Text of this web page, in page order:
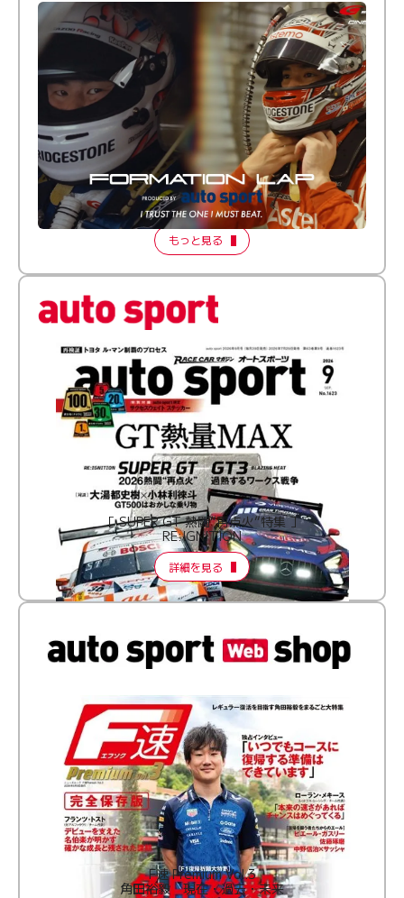
倒す相手を、信じてる。小林利徠斗 × 野村勇斗
【FORMATION LAP Produced by auto sport】
2026 Episode 2
もっと見る
［ SUPER GT 熱闘“再点火”特集 ］
RE:IGNITION
詳細を見る
F速 Premium Vol.3
角田裕毅 現在・過去・未来